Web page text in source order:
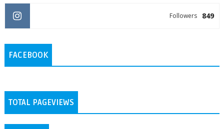
849
Followers
FACEBOOK
TOTAL PAGEVIEWS